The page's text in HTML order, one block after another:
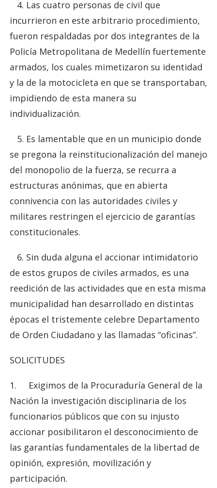
4. Las cuatro personas de civil que
incurrieron en este arbitrario procedimiento,
fueron respaldadas por dos integrantes de la
Policía Metropolitana de Medellín fuertemente
armados, los cuales mimetizaron su identidad
y la de la motocicleta en que se transportaban,
impidiendo de esta manera su
individualización.
5. Es lamentable que en un municipio donde
se pregona la reinstitucionalización del manejo
del monopolio de la fuerza, se recurra a
estructuras anónimas, que en abierta
connivencia con las autoridades civiles y
militares restringen el ejercicio de garantías
constitucionales.
6. Sin duda alguna el accionar intimidatorio
de estos grupos de civiles armados, es una
reedición de las actividades que en esta misma
municipalidad han desarrollado en distintas
épocas el tristemente celebre Departamento
de Orden Ciudadano y las llamadas “oficinas”.
SOLICITUDES
1. Exigimos de la Procuraduría General de la
Nación la investigación disciplinaria de los
funcionarios públicos que con su injusto
accionar posibilitaron el desconocimiento de
las garantías fundamentales de la libertad de
opinión, expresión, movilización y
participación.